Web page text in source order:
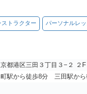
ストラクター パーソナルレ
都港区三田３丁目３−２ ２F
町駅から徒歩8分 三田駅から